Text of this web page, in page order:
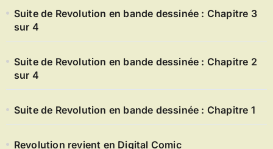
Suite de Revolution en bande dessinée : Chapitre 3
sur 4
Suite de Revolution en bande dessinée : Chapitre 2
sur 4
Suite de Revolution en bande dessinée : Chapitre 1
Revolution revient en Digital Comic